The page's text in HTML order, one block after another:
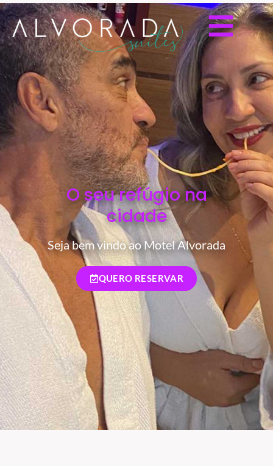
O seu refúgio na
cidade
Seja bem vindo ao Motel Alvorada
QUERO RESERVAR